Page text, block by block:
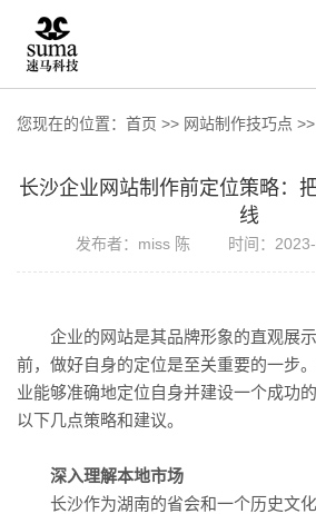
您现在的位置： 首页 >> 网站制作技巧点 >>
长沙企业网站制作前定位策略：
线
发布者：miss 陈 时间：
企业的网站是其品牌形象的直观展
前，做好自身的定位是至关重要的一步
业能够准确地定位自身并建设一个成功
以下几点策略和建议。
深入理解本地市场
长沙作为湖南的省会和一个历史文